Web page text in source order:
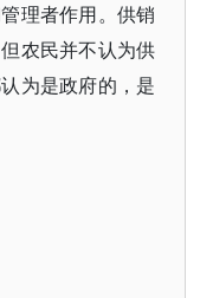
理者作用。供销
农民并不认为供
为是政府的，是